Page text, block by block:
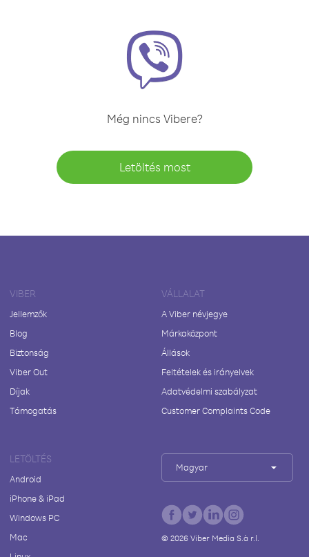
Még nincs Vibere?
Letöltés most
VIBER
Jellemzők
Blog
Biztonság
Viber Out
Díjak
Támogatás
VÁLLALAT
A Viber névjegye
Márkaközpont
Állások
Feltételek és irányelvek
Adatvédelmi szabályzat
Customer Complaints Code
LETÖLTÉS
Android
iPhone & iPad
Windows PC
Mac
Magyar
© 2026Viber Media S.à r.l.